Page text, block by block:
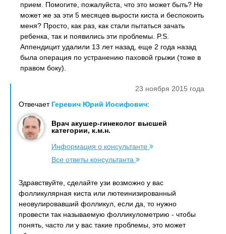
прием. Помогите, пожалуйста, что это может быть? Не
может же за эти 5 месяцев вырости киста и беспокоить
меня? Просто, как раз, как стали пытаться зачать
ребенка, так и появились эти проблемы. P.S.
Аппендицит удалили 13 лет назад, еще 2 года назад
была операция по устранению паховой грыжи (тоже в
правом боку).
23 ноября 2015 года
Отвечает Геревич Юрий Иосифович:
Врач акушер-гинеколог высшей
категории, к.м.н.
Информация о консультанте
Все ответы консультанта
Здравствуйте, сделайте узи возможно у вас
фолликулярная киста или лютеинизированный
неовулировавший фолликул, если да, то нужно
провести так называемую фолликулометрию - чтобы
понять, часто ли у вас такие проблемы, это может